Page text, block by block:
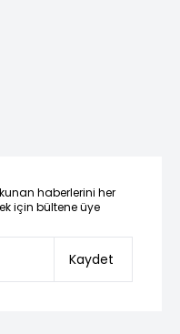
haberlerini her
için bültene üye
Kaydet